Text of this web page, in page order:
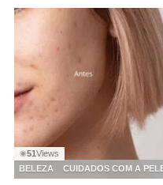
◉51Views
BELEZA
CUIDADOS COM A